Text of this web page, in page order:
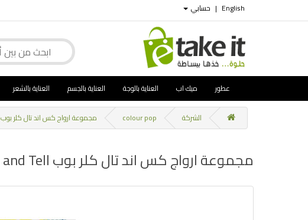
English
| حسابي
عطور ميك اب العناية بالوجة العناية بالجسم العناية بالشعر
الشركة colour pop مجموعة ارواج كس اند تال كلر بوب Kiss and Tell
مجموعة ارواج كس اند تال كلر بوب Kiss and Tell